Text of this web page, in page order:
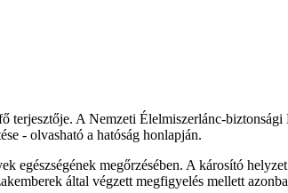
terjesztője. A Nemzeti Élelmiszerlánc-
- olvasható a hatóság honlapján.
egészségének megőrzésében. A károsító
által végzett megfigyelés mellett